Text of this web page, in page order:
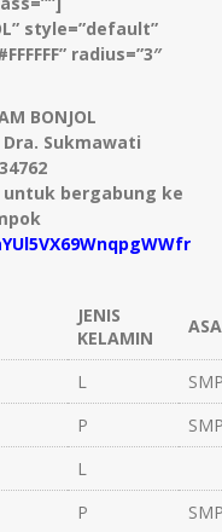
style=”default”
radius=”3″
BONJOL
Dra. Sukmawati
bergabung ke
JENIS
KELAMIN
L
P
L
P